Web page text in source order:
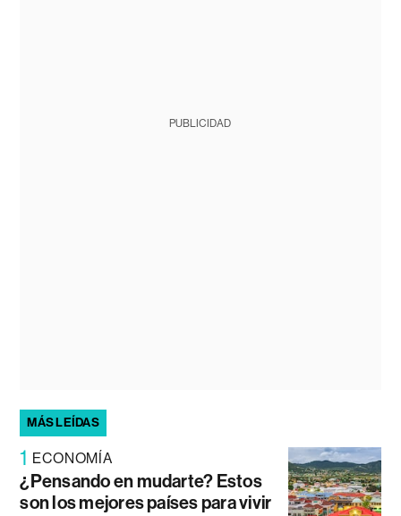
PUBLICIDAD
MÁS LEÍDAS
1 ECONOMÍA
¿Pensando en mudarte? Estos
son los mejores países para vivir